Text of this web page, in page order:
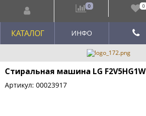
КАТАЛОГ ИНФО
Стиральная машина LG F2V5HG1W
Артикул: 00023917
0 0